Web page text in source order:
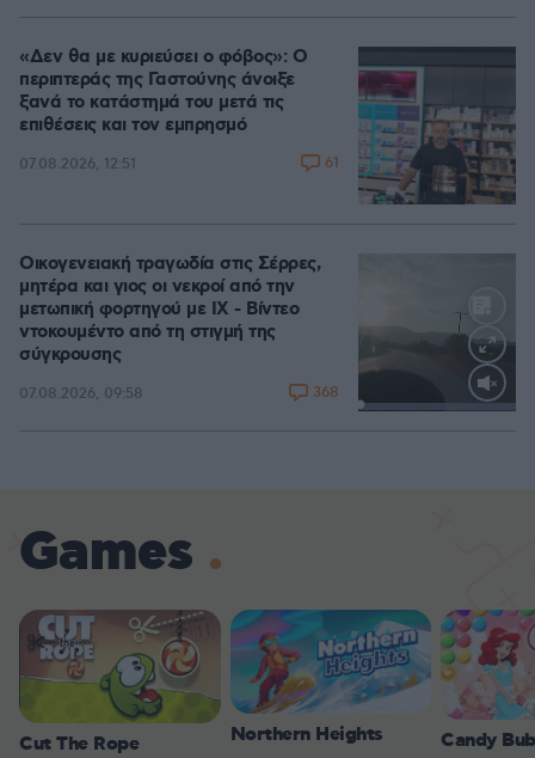
«Δεν θα με κυριεύσει ο φόβος»: Ο
περιπτεράς της Γαστούνης άνοιξε
ξανά το κατάστημά του μετά τις
επιθέσεις και τον εμπρησμό
07.08.2026, 12:51 61
Loaded:
Οικογενειακή τραγωδία στις Σέρρες,
μητέρα και γιος οι νεκροί από την
μετωπική φορτηγού με ΙΧ - Βίντεο
ντοκουμέντο από τη στιγμή της
σύγκρουσης
07.08.2026, 09:58 368
Games
Cut The Rope Northern Heights Candy